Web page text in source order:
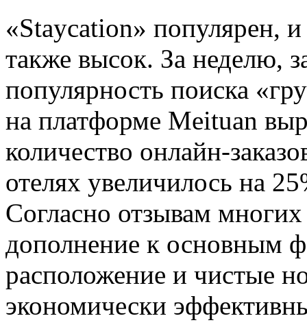
«Staycation» популярен,
также высок. За неделю,
популярность поиска
на платформе Meituan
количество онлайн-
отелях увеличилось на
Согласно отзывам
дополнение к основным
расположение и чистые
экономически